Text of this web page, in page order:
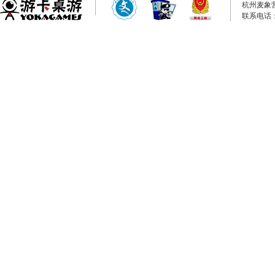
杭州麦象
联系电话